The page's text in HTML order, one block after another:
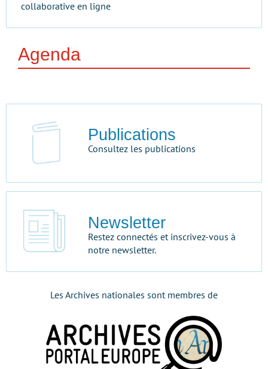
collaborative en ligne
Agenda
Publications
Consultez les publications
Newsletter
Restez connectés et inscrivez-vous à
notre newsletter.
Les Archives nationales sont membres de